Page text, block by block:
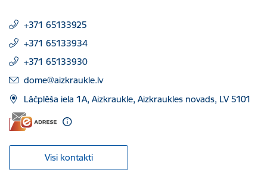
+371 65133925
+371 65133934
+371 65133930
E-pasts:
dome@aizkraukle.lv
Lāčplēša iela 1A, Aizkraukle, Aizkraukles novads, LV 5101
Visi kontakti